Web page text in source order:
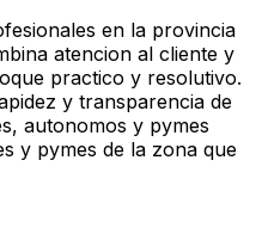
en la provincia
atencion al cliente y
practico y resolutivo.
y transparencia de
autonomos y pymes
y pymes de la zona que